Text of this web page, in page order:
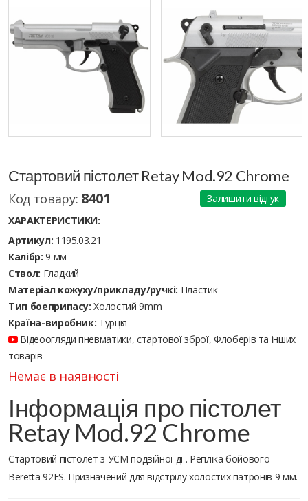
Стартовий пістолет Retay Mod.92 Chrome
Код товару: 8401
Залишити відгук
ХАРАКТЕРИСТИКИ:
Артикул: 1195.03.21
Калібр: 9 мм
Ствол: Гладкий
Матеріал кожуху/прикладу/ручкі: Пластик
Тип боеприпасу: Холостий 9mm
Країна-виробник: Турція
Відеоогляди пневматики, стартової зброї, Флоберів та інших
товарів
Немає в наявності
Інформація про пістолет
Retay Mod.92 Chrome
Стартовий пістолет з УСМ подвійної дії. Репліка бойового
Beretta 92FS. Призначений для відстрілу холостих патронів 9 мм.